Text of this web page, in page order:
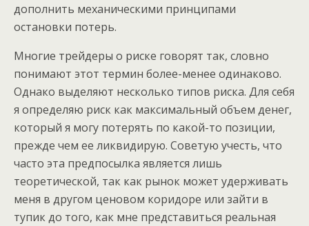
дополнить механическими принципами
остановки потерь.
Многие трейдеры о риске говорят так, словно
понимают этот термин более-менее одинаково.
Однако выделяют несколько типов риска. Для себя
я определяю риск как максимальный объем денег,
который я могу потерять по какой-то позиции,
прежде чем ее ликвидирую. Советую учесть, что
часто эта предпосылка является лишь
теоретической, так как рынок может удерживать
меня в другом ценовом коридоре или зайти в
тупик до того, как мне представиться реальная